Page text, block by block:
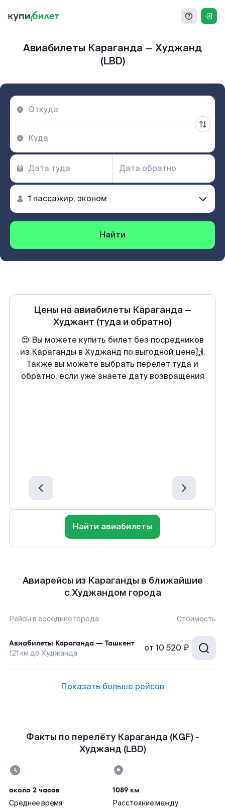
Авиабилеты Караганда — Худжанд
(LBD)
Найти
Цены на авиабилеты Караганда—
Худжант (туда и обратно)
😍 Вы можете купить билет без посредников
из Караганды в Худжанд по выгодной цене🙌.
Также вы можете выбрать перелет туда и
обратно, если уже знаете дату возвращения
Найти авиабилеты
Авиарейсы из Караганды в ближайшие
с Худжандом города
Рейсы в соседние города Стоимость
Авиабилеты Караганда — Ташкент
121 км до Худжанда от 10 520 ₽
Показать больше рейсов
Факты по перелёту Караганда (KGF) -
Худжанд (LBD)
около 2 часов
Среднее время
1089 км
Расстояние между